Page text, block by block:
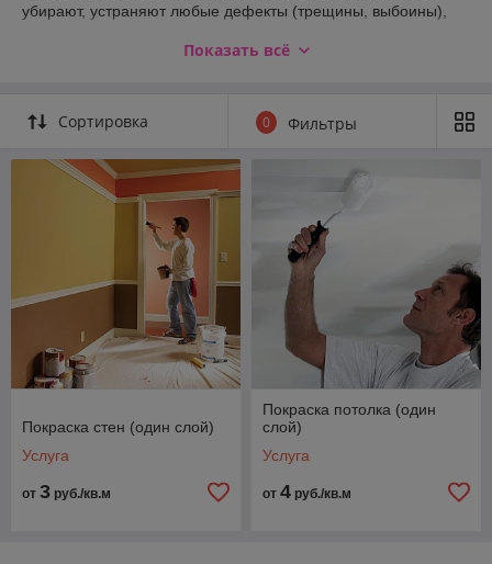
убирают, устраняют любые дефекты (трещины, выбоины),
- При необходимости производится выравнивание основания
- Окрашивание стен и потолка производят при помощи
валика, а все стыки и углы обрабатывают кистью.
- Когда первый слой краски полностью высохнет, переходят к
нанесению второго. Его наносят в перпендикулярном
направлении, что позволит не допустить образования
разводов или неровностей.
- Краска сохнет в закрытом помещении при отсутствии
Наша компания VLIDEвыполнит работы по покраске стен и
потолков в вашем доме, квартире или офисе.
Наши контакты:
+375 (29) 962-09-26А1 - Viber - Whatsapp
+375 (29) 551-69-60
MTC
Показать всё
Сортировка 0 Фильтры
Покраска стен (один слой)
Услуга
от 3 руб./кв.м
Покраска потолка (один
слой)
Услуга
от 4 руб./кв.м